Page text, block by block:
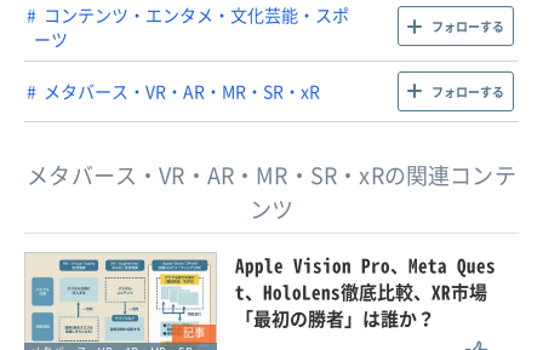
コンテンツ・エンタメ・文化芸能・スポ
ーツ
フォローする
メタバース・VR・AR・MR・SR・xR フォローする
メタバース・VR・AR・MR・SR・xRの関連コンテ
ンツ
記事
Apple Vision Pro、Meta Ques
t、HoloLens徹底比較、XR市場
「最初の勝者」は誰か？